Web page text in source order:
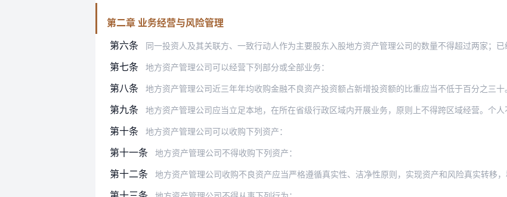
第二章 业务经营与风险管理
第六条
同一投资人及其关联方、一致行动人作为主要股东入股地方资产管理公司的数量不得超过两家；已经
第七条 地方资产管理公司可以经营下列部分或全部业务：
第八条 地方资产管理公司近三年年均收购金融不良资产投资额占新增投资额的比重应当不低于百分之三十。
第九条 地方资产管理公司应当立足本地，在所在省级行政区域内开展业务，原则上不得跨区域经营。个人不良资产批量收购、非
第十条 地方资产管理公司可以收购下列资产：
第十一条 地方资产管理公司不得收购下列资产：
第十二条 地方资产管理公司收购不良资产应当严格遵循真实性、洁净性原则，实现资产和风险真实转移，